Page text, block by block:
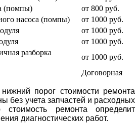
(помпы)
от 800 руб.
насоса (помпы)
от 1000 руб.
от 1000 руб.
от 1000 руб.
разборка
от 1000 руб.
Договорная
порог стоимости ремонта
без учета запчастей и расходных
стоимость ремонта определит
диагностических работ.